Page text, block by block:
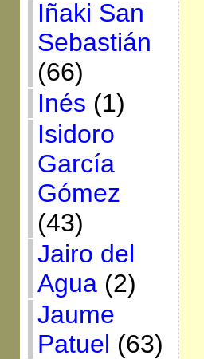
Iñaki San
Sebastián
(66)
Inés (1)
Isidoro
García
Gómez
(43)
Jairo del
Agua(2)
Jaume
Patuel (63)